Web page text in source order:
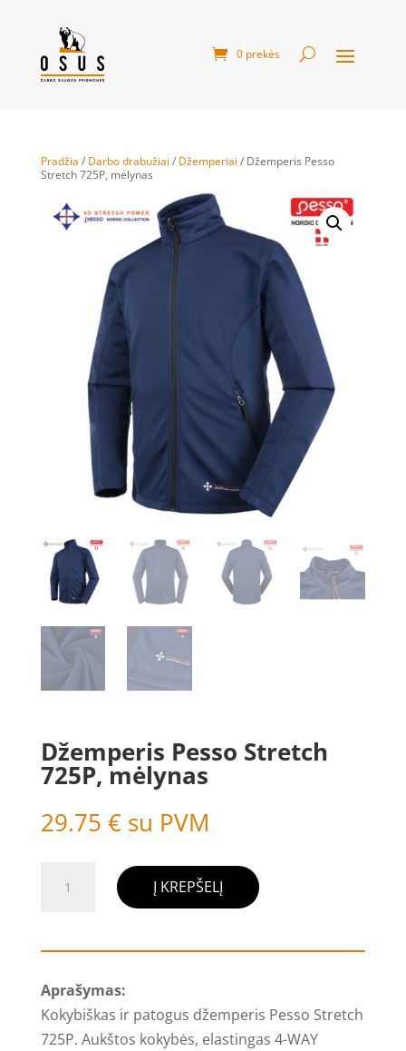
0 prekės
Pradžia / Darbo drabužiai / Džemperiai / Džemperis Pesso
Stretch 725P, mėlynas
Džemperis Pesso Stretch
725P, mėlynas
29.75 € su PVM
kiekis:
Pesso
725P,
mėlynas
Į KREPŠELĮ
Aprašymas:
Kokybiškas ir patogus džemperis Pesso Stretch
725P. Aukštos kokybės, elastingas 4-WAY